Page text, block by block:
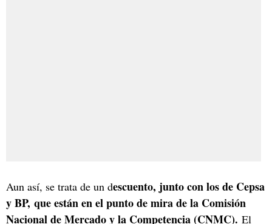
Aun así, se trata de un descuento, junto con los de Cepsa
y BP, que están en el punto de mira de la Comisión
Nacional de Mercado y la Competencia (CNMC). El